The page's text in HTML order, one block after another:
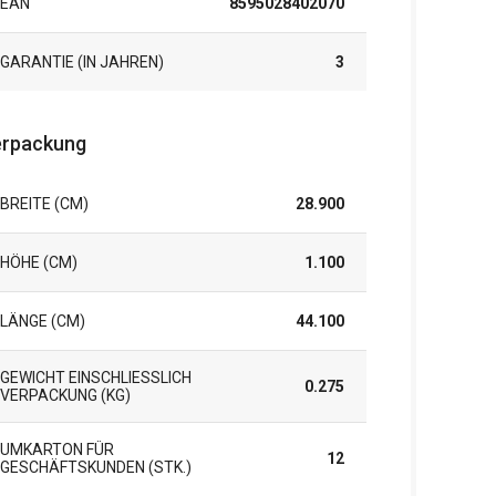
GARANTIE (IN JAHREN) 3
BREITE (CM) 28.900
HÖHE (CM) 1.100
LÄNGE (CM) 44.100
GEWICHT EINSCHLIESSLICH V
ERPACKUNG (KG)
0.275
UMKARTON FÜR
GESCHÄFTSKUNDEN (STK.)
12